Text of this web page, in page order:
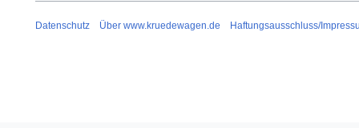
Datenschutz Über www.kruedewagen.de Haftungsausschluss/